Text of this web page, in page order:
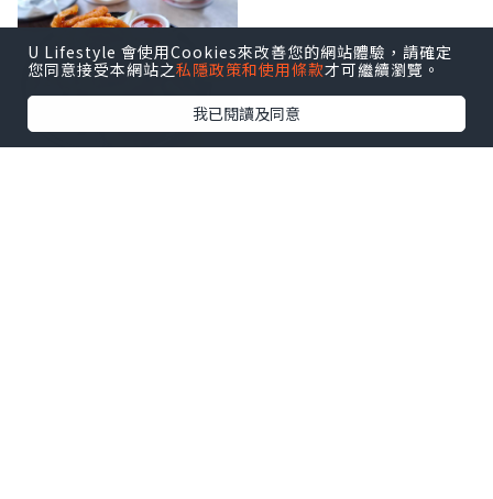
U Lifestyle 會使用Cookies來改善您的網站體驗，請確定
您同意接受本網站之私隱政策和使用條款才可繼續瀏覽。
我已閱讀及同意